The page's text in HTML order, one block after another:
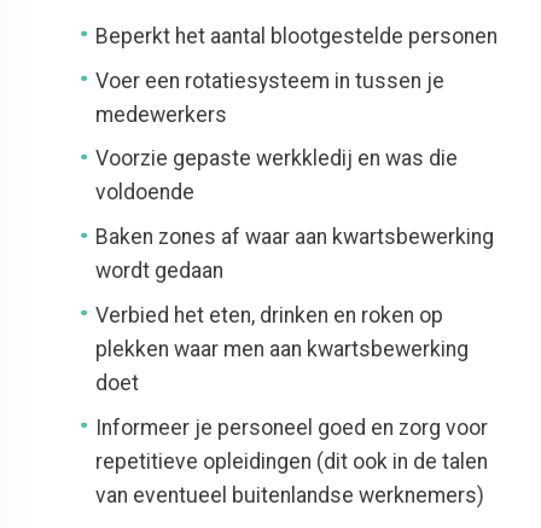
Beperkt het aantal blootgestelde personen
Voer een rotatiesysteem in tussen je
medewerkers
Voorzie gepaste werkkledij en was die
voldoende
Baken zones af waar aan kwartsbewerking
wordt gedaan
Verbied het eten, drinken en roken op
plekken waar men aan kwartsbewerking
doet
Informeer je personeel goed en zorg voor
repetitieve opleidingen (dit ook in de talen
van eventueel buitenlandse werknemers)